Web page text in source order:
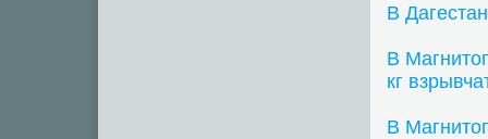
В
В
кг
В